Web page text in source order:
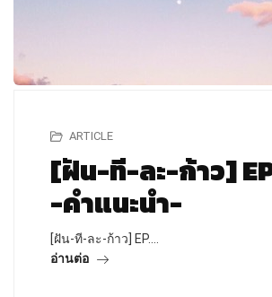
ARTICLE
[ฝัน-ที-ละ-ก้าว]
-คำแนะนำ-
[ฝัน-ที-ละ-ก้าว] EP.…
อ่านต่อ